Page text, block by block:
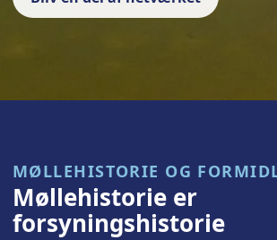
MØLLEHISTORIE OG
Møllehistorie er
forsyningshistorie